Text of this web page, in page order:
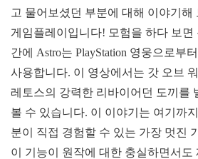
고 물어보셨던 부분에 대해 이야기해
게임플레이입니다! 모험을 하다 보면
간에 Astro는 PlayStation 영웅으로부
사용합니다. 이 영상에서는 갓 오브
레토스의 강력한 리바이어던 도끼를
볼 수 있습니다. 이 이야기는 여기까
분이 직접 경험할 수 있는 가장 멋진
이 기능이 원작에 대한 충실하면서도